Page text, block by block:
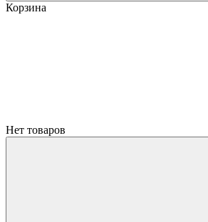
Корзина
Нет товаров